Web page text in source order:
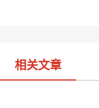
相关文章